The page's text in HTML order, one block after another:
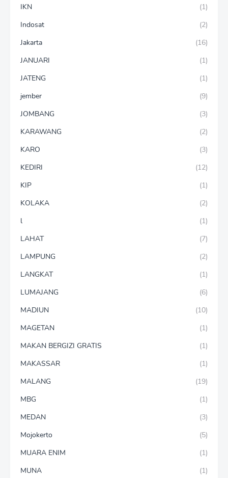
IKN
(1)
Indosat
(2)
Jakarta
(16)
JANUARI
(1)
JATENG
(1)
jember
(9)
JOMBANG
(3)
KARAWANG
(2)
KARO
(3)
KEDIRI
(12)
KIP
(1)
KOLAKA
(2)
l
(1)
LAHAT
(7)
LAMPUNG
(2)
LANGKAT
(1)
LUMAJANG
(6)
MADIUN
(10)
MAGETAN
(1)
MAKAN BERGIZI GRATIS
(1)
MAKASSAR
(1)
MALANG
(19)
MBG
(1)
MEDAN
(3)
Mojokerto
(5)
MUARA ENIM
(1)
MUNA
(1)